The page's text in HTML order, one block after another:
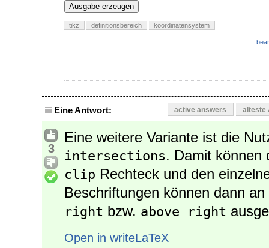
Ausgabe erzeugen
tikz definitionsbereich koordinatensystem
Eine Antwort: active answers älteste
3
Eine weitere Variante ist die
intersections. Damit können
clip Rechteck und den
Beschriftungen können dann
right bzw. above right
Open in writeLaTeX